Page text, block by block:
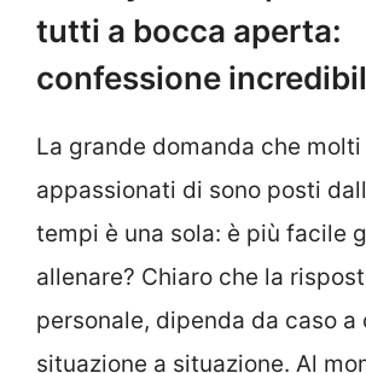
tutti a bocca aperta:
confessione
La grande domanda che molti
appassionati di sono posti
tempi è una sola: è più facile
allenare? Chiaro che la
personale, dipenda da caso a
situazione a situazione. Al